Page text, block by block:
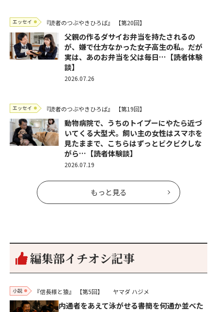
エッセイ 『読者のつぶやきひろば』 【第20回】
父親の作るダサイお弁当を持たされるの
が、嫌で仕方なかった女子高生の私。だが
実は、あのお弁当を父は毎日…【読者体験
談】
2026.07.26
エッセイ 『読者のつぶやきひろば』 【第19回】
動物病院で、うちのトイプーにやたら近づ
いてくる大型犬。飼い主の女性はスマホを
見たままで、こちらはずっとビクビクしな
がら…【読者体験談】
2026.07.19
もっと見る
編集部イチオシ記事
小説 『信長様と猿』 【第5回】 ヤマダ ハジメ
内通者をあえて泳がせる――書簡を何通か並べた